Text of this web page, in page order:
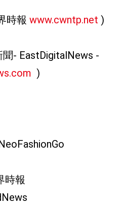
時報 www.cwntp.net )
- EastDigitalNews -
)
時報